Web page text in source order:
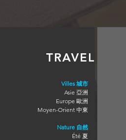
TRAVEL
Villes 城市
Asie 亞洲
Europe 歐洲
Moyen-Orient 中東
Nature 自然
Été 夏